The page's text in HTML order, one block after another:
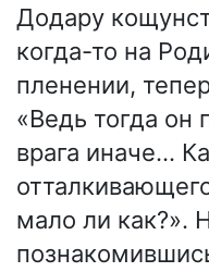
Додару
когда-то на
пленении,
«Ведь тогда он
врага иначе…
мало ли как?».